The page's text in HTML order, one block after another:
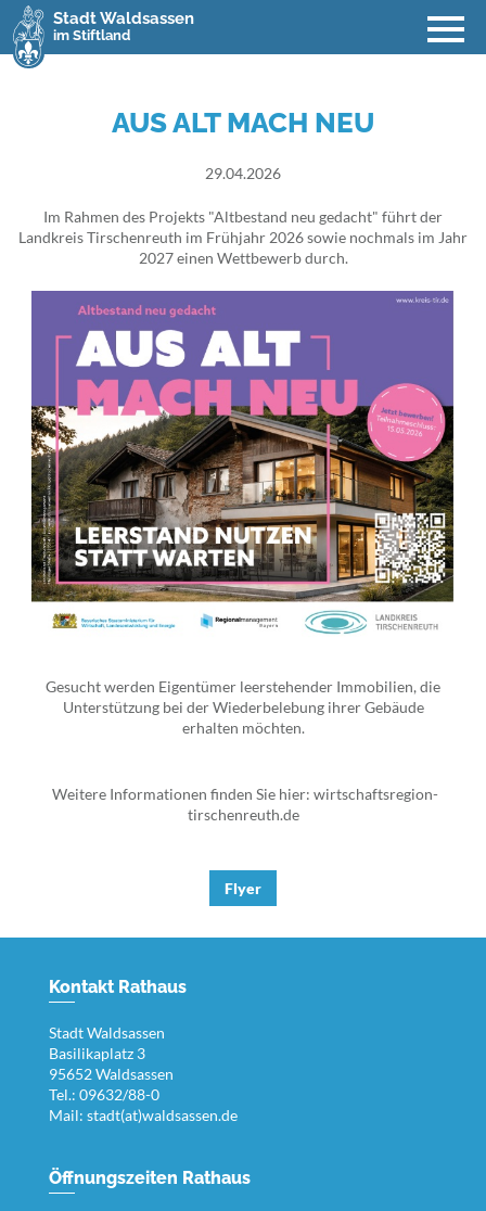
Stadt Waldsassen
im Stiftland
AUS ALT MACH NEU
29.04.2026
Im Rahmen des Projekts "Altbestand neu gedacht" führt der
Landkreis Tirschenreuth im Frühjahr 2026 sowie nochmals im Jahr
2027 einen Wettbewerb durch.
Gesucht werden Eigentümer leerstehender Immobilien, die
Unterstützung bei der Wiederbelebung ihrer Gebäude
erhalten möchten.
Weitere Informationen finden Sie hier: wirtschaftsregion-
tirschenreuth.de
Flyer
Kontakt Rathaus
Stadt Waldsassen
Basilikaplatz 3
95652 Waldsassen
Tel.: 09632/88-0
Mail: stadt(at)waldsassen.de
Öffnungszeiten Rathaus